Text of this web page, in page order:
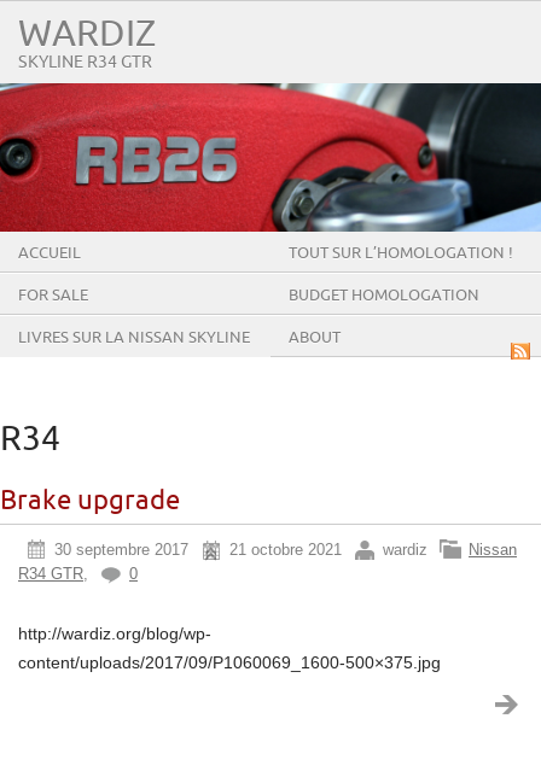
WARDIZ
SKYLINE R34 GTR
ACCUEIL TOUT SUR L’HOMOLOGATION !
FOR SALE BUDGET HOMOLOGATION
LIVRES SUR LA NISSAN SKYLINE ABOUT
R34
Brake upgrade
30 septembre 2017 21 octobre 2021 wardiz
Nissan
R34 GTR, 0
http://wardiz.org/blog/wp-
content/uploads/2017/09/P1060069_1600-500×375.jpg